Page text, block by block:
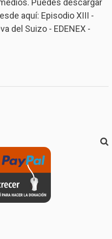
Puedes descargar
aquí: Episodio XIII -
del Suizo - EDENEX -